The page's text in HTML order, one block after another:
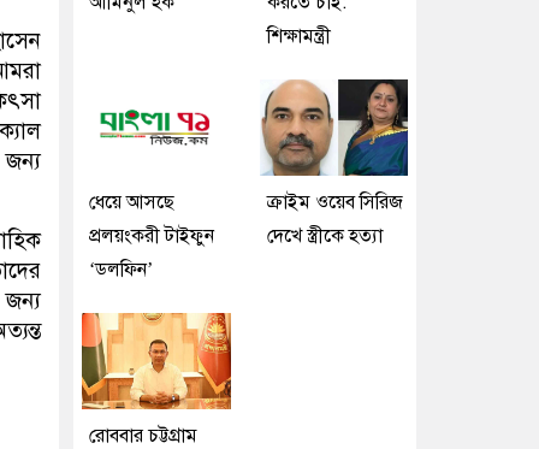
জন্য
জন্য
শিক্ষামন্ত্রী
ধেয়ে আসছে
প্রলয়ংকরী টাইফুন
‌‘ডলফিন’
ক্রাইম ওয়েব সিরিজ
দেখে স্ত্রীকে হত্যা
রোববার চট্টগ্রাম